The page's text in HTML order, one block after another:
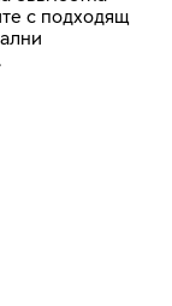
с подходящ